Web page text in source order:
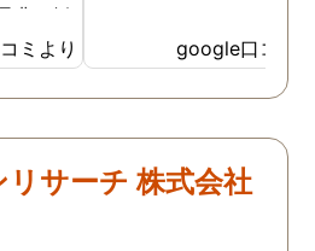
非お勧
。
ミより
google口コミ
リサーチ 株式会社